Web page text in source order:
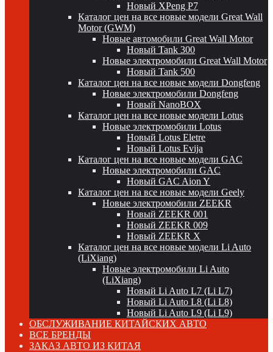
Новый XPeng P7
Каталог цен на все новые модели Great Wall
Motor (GWM)
Новые автомобили Great Wall Motor
Новый Tank 300
Новые электромобили Great Wall Motor
Новый Tank 500
Каталог цен на все новые модели Dongfeng
Новые электромобили Dongfeng
Новый NanoBOX
Каталог цен на все новые модели Lotus
Новые электромобили Lotus
Новый Lotus Eletre
Новый Lotus Evija
Каталог цен на все новые модели GAC
Новые электромобили GAC
Новый GAC Aion Y
Каталог цен на все новые модели Geely
Новые электромобили ZEEKR
Новый ZEEKR 001
Новый ZEEKR 009
Новый ZEEKR X
Каталог цен на все новые модели Li Auto
(LiXiang)
Новые электромобили Li Auto
(LiXiang)
Новый Li Auto L7 (Li L7)
Новый Li Auto L8 (Li L8)
Новый Li Auto L9 (Li L9)
ОБСЛУЖИВАНИЕ КИТАЙСКИХ АВТО
ВСЕ БРЕНДЫ
ЗАКАЗ АВТО ИЗ КИТАЯ